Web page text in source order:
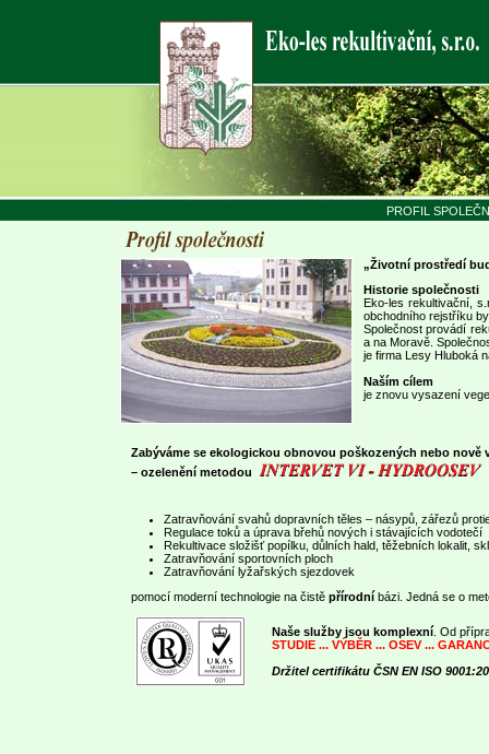
PROFIL
„Životní prostředí
Historie společnosti
Eko-les rekultivační,
obchodního rejstříku
Společnost provádí
a na Moravě.
je firma Lesy Hluboká
Naším cílem
je znovu vysazení
Zabýváme se ekologickou obnovou poškozených nebo nově
– ozelenění metodou
Zatravňování svahů dopravních těles – násypů, zářezů
Regulace toků a úprava břehů nových i stávajících vodotečí
Rekultivace složišť popílku, důlních hald, těžebních lokalit,
Zatravňování sportovních ploch
Zatravňování lyžařských sjezdovek
pomocí moderní technologie na čistě přírodní bázi Jedná se o
Naše služby jsou komplexní Od
STUDIE ... VÝBĚR ... OSEV ...
Držitel certifikátu ČSN EN ISO